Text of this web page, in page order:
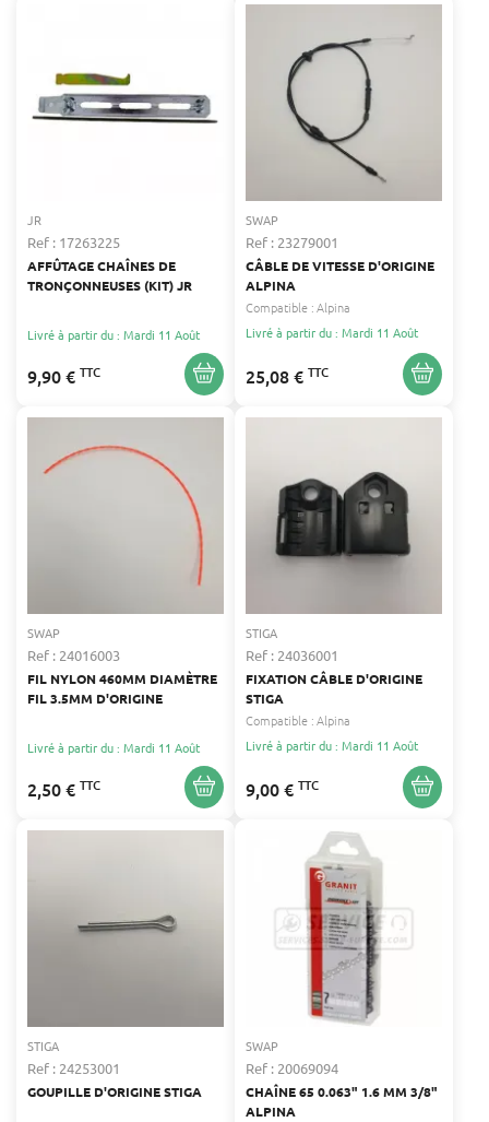
JR
Ref : 17263225
AFFÛTAGE CHAÎNES DE
TRONÇONNEUSES (KIT) JR
Livré à partir du : Mardi 11 Août
9,90 € TTC
SWAP
Ref : 23279001
CÂBLE DE VITESSE D'ORIGINE
ALPINA
Compatible :Alpina
Livré à partir du : Mardi 11 Août
25,08 € TTC
SWAP
Ref : 24016003
FIL NYLON 460MM DIAMÈTRE
FIL 3.5MM D'ORIGINE
Livré à partir du : Mardi 11 Août
2,50 € TTC
STIGA
Ref : 24036001
FIXATION CÂBLE D'ORIGINE
STIGA
Compatible :Alpina
Livré à partir du : Mardi 11 Août
9,00 € TTC
STIGA
Ref : 24253001
GOUPILLE D'ORIGINE STIGA
SWAP
Ref : 20069094
CHAÎNE 65 0.063" 1.6 MM 3/8"
ALPINA